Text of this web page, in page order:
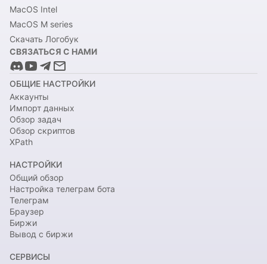
MacOS Intel
MacOS M series
Скачать Логобук
СВЯЗАТЬСЯ С НАМИ
ОБЩИЕ НАСТРОЙКИ
Аккаунты
Импорт данных
Обзор задач
Обзор скриптов
XPath
НАСТРОЙКИ
Общий обзор
Настройка телеграм бота
Телеграм
Браузер
Биржи
Вывод с биржи
СЕРВИСЫ